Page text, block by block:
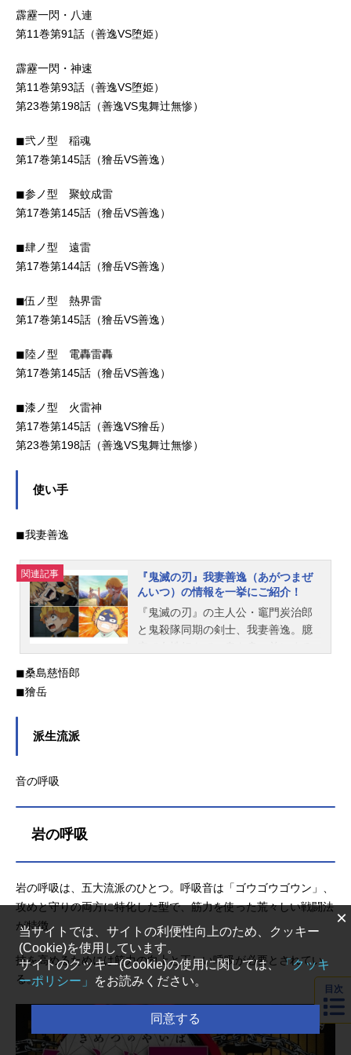
霹靂一閃・八連
第11巻第91話（善逸VS堕姫）
霹靂一閃・神速
第11巻第93話（善逸VS堕姫）
第23巻第198話（善逸VS鬼舞辻無惨）
◼︎弐ノ型 稲魂
第17巻第145話（獪岳VS善逸）
◼︎参ノ型 聚蚊成雷
第17巻第145話（獪岳VS善逸）
◼︎肆ノ型 遠雷
第17巻第144話（獪岳VS善逸）
◼︎伍ノ型 熱界雷
第17巻第145話（獪岳VS善逸）
◼︎陸ノ型 電轟雷轟
第17巻第145話（獪岳VS善逸）
◼︎漆ノ型 火雷神
第17巻第145話（善逸VS獪岳）
第23巻第198話（善逸VS鬼舞辻無惨）
使い手
◼︎我妻善逸
関連記事
『鬼滅の刃』我妻善逸（あがつまぜ
んいつ）の情報を一挙にご紹介！
『鬼滅の刃』の主人公・竈門炭治郎
と鬼殺隊同期の剣士、我妻善逸。臆
の呼吸解説我妻の日輪刀は黄色で、
鎬に稲妻の文様が刻まれています。
命の危機と緊張の限界に達すると眠
りに落ちてしまいます。しかし眠り
こそが覚醒の合図、本来の強さを発
揮します。雷の呼吸は本来、壱〜陸
ら我妻は壱ノ型を極めています。ち
なみに​​鎹鴉ならぬ鎹雀の名はチュン
◼︎桑島慈悟郎
◼︎獪岳
派生流派
音の呼吸
岩の呼吸
岩の呼吸は、五大流派のひとつ。呼吸音は「ゴウゴウゴウン」、
攻めと守りの両方に特化した型で、筋力を使った荒々しい戦闘法
が特徴。
技を高めるためには筋力の向上と正しい呼吸が必要とされてい
る。
目次
×
当サイトでは、サイトの利便性向上のため、クッキー
(Cookie)を使用しています。
サイトのクッキー(Cookie)の使用に関しては、 「クッキ
ーポリシー」
をお読みください。
同意する